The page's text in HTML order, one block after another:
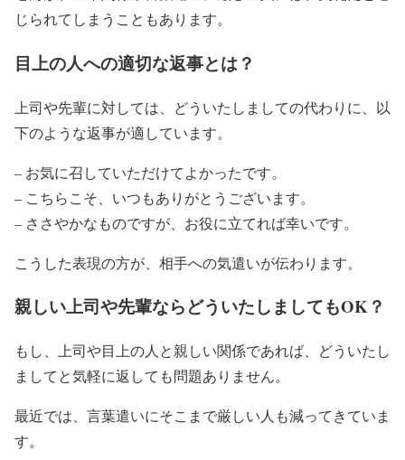
じられてしまうこともあります。
目上の人への適切な返事とは？
上司や先輩に対しては、どういたしましての代わりに、以
下のような返事が適しています。
– お気に召していただけてよかったです。
– こちらこそ、いつもありがとうございます。
– ささやかなものですが、お役に立てれば幸いです。
こうした表現の方が、相手への気遣いが伝わります。
親しい上司や先輩ならどういたしましてもOK？
もし、上司や目上の人と親しい関係であれば、どういたし
ましてと気軽に返しても問題ありません。
最近では、言葉遣いにそこまで厳しい人も減ってきていま
す。